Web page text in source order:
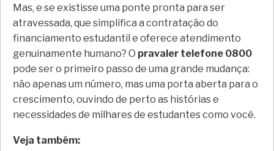
Mas, e se existisse uma ponte pronta para ser
atravessada, que simplifica a contratação do
financiamento estudantil e oferece atendimento
genuinamente humano? O pravaler telefone 0800
pode ser o primeiro passo de uma grande mudança:
não apenas um número, mas uma porta aberta para o
crescimento, ouvindo de perto as histórias e
necessidades de milhares de estudantes como você.
Veja também: